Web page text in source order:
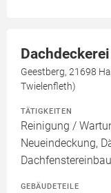
Geestberg, 21698
Twielenfleth)
TÄTIGKEITEN
Reinigung /
Neueindeckung,
Dachfenstereinbau
GEBÄUDETEILE